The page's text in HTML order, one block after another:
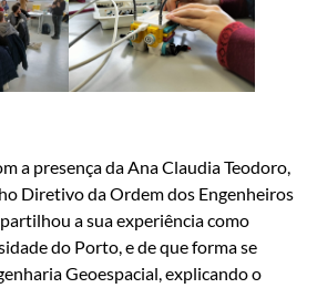
a presença da Ana Claudia Teodoro,
Diretivo da Ordem dos Engenheiros
a sua experiência como
do Porto, e de que forma se
Geoespacial, explicando o